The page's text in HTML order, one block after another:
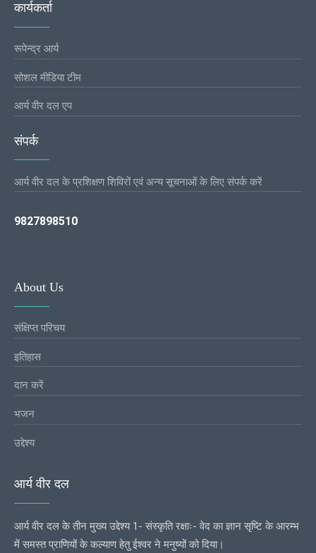
कार्यकर्ता
रूपेन्द्र आर्य
सोशल मीडिया टीम
आर्य वीर दल एप
संपर्क
आर्य वीर दल के प्रशिक्षण शिविरों एवं अन्य सूचनाओं के लिए संपर्क करें
9827898510
About Us
संक्षिप्त परिचय
इतिहास
दान करें
भजन
उद्देश्य
आर्य वीर दल
आर्य वीर दल के तीन मुख्य उद्देश्य 1- संस्कृति रक्षाः- वेद का ज्ञान सृष्टि के आरम्भ
में समस्त प्राणियों के कल्याण हेतु ईश्वर ने मनुष्यों को दिया।